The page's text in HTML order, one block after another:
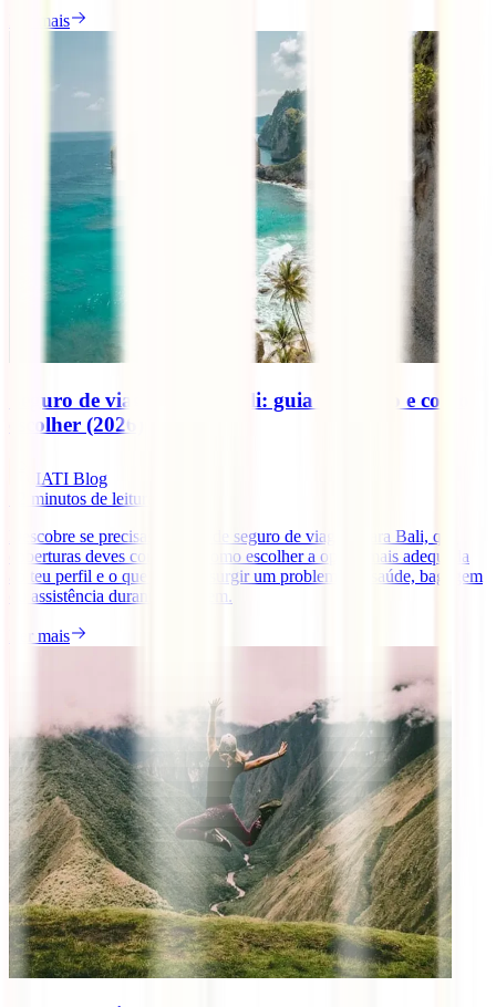
Ler mais
Seguro de viagem para Bali: guia completo e como
escolher (2026)
IATI Blog
minutos de leitura
Descobre se precisas mesmo de seguro de viagem para Bali, que
coberturas deves comparar, como escolher a opção mais adequada
ao teu perfil e o que fazer se surgir um problema de saúde, bagagem
ou assistência durante a viagem.
Ler mais